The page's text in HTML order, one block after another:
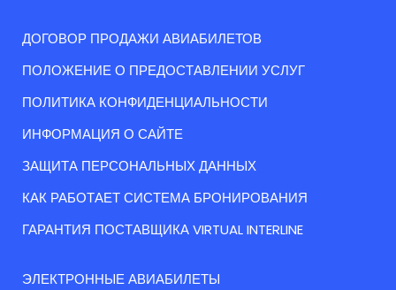
ДОГОВОР ПРОДАЖИ АВИАБИЛЕТОВ
ПОЛОЖЕНИЕ О ПРЕДОСТАВЛЕНИИ УСЛУГ
ПОЛИТИКА КОНФИДЕНЦИАЛЬНОСТИ
ИНФОРМАЦИЯ О САЙТЕ
ЗАЩИТА ПЕРСОНАЛЬНЫХ ДАННЫХ
КАК РАБОТАЕТ СИСТЕМА БРОНИРОВАНИЯ
ГАРАНТИЯ ПОСТАВЩИКА VIRTUAL INTERLINE
ЭЛЕКТРОННЫЕ АВИАБИЛЕТЫ